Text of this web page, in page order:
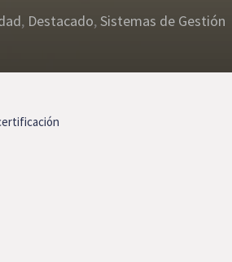
, Destacado,Sistemas de Gestión